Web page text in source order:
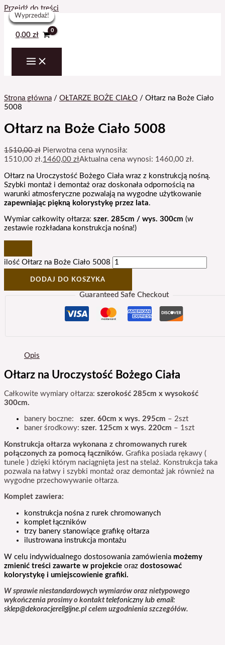
Przejdź do treści
0,00 zł
Wyprzedaż!
Strona główna / OŁTARZE BOŻE CIAŁO / Ołtarz na Boże Ciało
5008
Ołtarz na Boże Ciało 5008
1510,00zł Pierwotna cena wynosiła:
1510,00 zł.1460,00 złAktualna cena wynosi: 1460,00 zł.
Ołtarz na Uroczystość Bożego Ciała wraz z konstrukcją nośną.
Szybki montaż i demontaż oraz doskonała odpornością na
warunki atmosferyczne pozwalają na wygodne użytkowanie
zapewniając piękną kolorystykę przez lata.
Wymiar całkowity ołtarza: szer. 285cm / wys. 300cm (w
zestawie rozkładana konstrukcja nośna!)
ilość Ołtarz na Boże Ciało 5008
DODAJ DO KOSZYKA
Guaranteed Safe Checkout
Opis
Ołtarz na Uroczystość Bożego Ciała
Całkowite wymiary ołtarza: szerokość 285cm x wysokość
300cm.
banery boczne: szer. 60cm x wys. 295cm – 2szt
baner środkowy: szer. 125cm x wys. 220cm – 1szt
Konstrukcja ołtarza wykonana z chromowanych rurek
połączonych za pomocą łączników. Grafika posiada rękawy (
tunele ) dzięki którym naciągnięta jest na stelaż. Konstrukcja taka
pozwala na łatwy i szybki montaż oraz demontaż jak również na
wygodne przechowywanie ołtarza.
Komplet zawiera:
konstrukcja nośna z rurek chromowanych
komplet łączników
trzy banery stanowiące grafikę ołtarza
ilustrowana instrukcja montażu
W celu indywidualnego dostosowania zamówienia możemy
zmienić treści zawarte w projekcie oraz dostosować
kolorystykę i umiejscowienie grafiki.
W sprawie niestandardowych wymiarów oraz nietypowego
wykończenia prosimy o kontakttelefoniczny lub email:
sklep@dekoracjereligijne.pl celem uzgodnienia szczegółów.
Wyprzedaż!
Wyprzedaż!
Wyprzedaż!
Wyprzedaż!
Wyprzedaż!
Wyprzedaż!